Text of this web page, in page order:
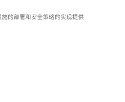
的部署和安全策略的实现提供